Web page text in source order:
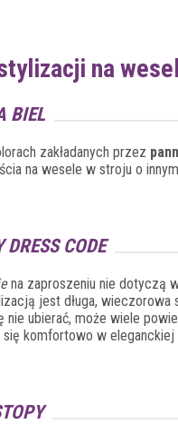
na
BIEL
zakładanych przez
na wesele w stroju o
CODE
na zaproszeniu nie dotyczą
jest długa, wieczorowa
nie ubierać, może wiele
komfortowo w eleganckiej